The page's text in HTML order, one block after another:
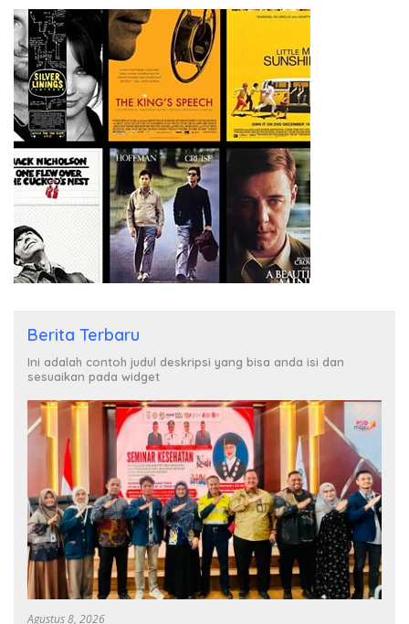
Berita Terbaru
Ini adalah contoh judul deskripsi yang bisa anda isi dan
sesuaikan pada widget
Agustus 8, 2026